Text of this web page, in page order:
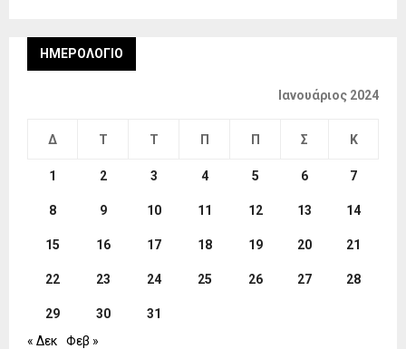
ΗΜΕΡΟΛΌΓΙΟ
Ιανουάριος 2024
Δ Τ Τ Π Π Σ Κ
1 2 3 4 5 6 7
8 9 10 11 12 13 14
15 16 17 18 19 20 21
22 23 24 25 26 27 28
29 30
31
« Δεκ
Φεβ »